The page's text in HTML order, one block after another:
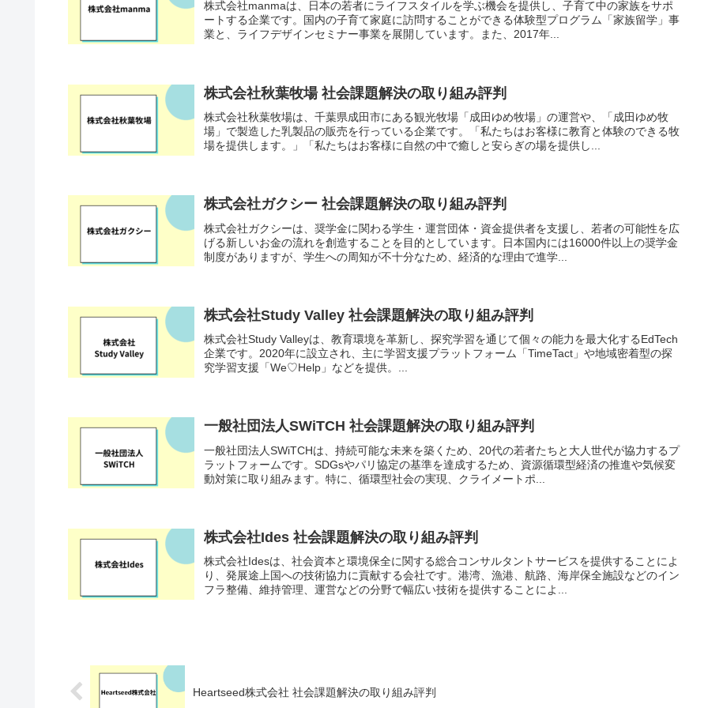
株式会社manmaは、日本の若者にライフスタイルを学ぶ機会を提供し、子育て中の家族をサポ
ートする企業です。国内の子育て家庭に訪問することができる体験型プログラム「家族留学」事
業と、ライフデザインセミナー事業を展開しています。また、2017年...
株式会社秋葉牧場 社会課題解決の取り組み評判
株式会社秋葉牧場は、千葉県成田市にある観光牧場「成田ゆめ牧場」の運営や、「成田ゆめ牧
場」で製造した乳製品の販売を行っている企業です。「私たちはお客様に教育と体験のできる牧
場を提供します。」「私たちはお客様に自然の中で癒しと安らぎの場を提供し...
株式会社ガクシー 社会課題解決の取り組み評判
株式会社ガクシーは、奨学金に関わる学生・運営団体・資金提供者を支援し、若者の可能性を広
げる新しいお金の流れを創造することを目的としています。日本国内には16000件以上の奨学金
制度がありますが、学生への周知が不十分なため、経済的な理由で進学...
株式会社Study Valley 社会課題解決の取り組み評判
株式会社Study Valleyは、教育環境を革新し、探究学習を通じて個々の能力を最大化するEdTech
企業です。2020年に設立され、主に学習支援プラットフォーム「TimeTact」や地域密着型の探
究学習支援「We♡Help」などを提供。...
一般社団法人SWiTCH 社会課題解決の取り組み評判
一般社団法人SWiTCHは、持続可能な未来を築くため、20代の若者たちと大人世代が協力するプ
ラットフォームです。SDGsやパリ協定の基準を達成するため、資源循環型経済の推進や気候変
動対策に取り組みます。特に、循環型社会の実現、クライメートポ...
株式会社Ides 社会課題解決の取り組み評判
株式会社Idesは、社会資本と環境保全に関する総合コンサルタントサービスを提供することによ
り、発展途上国への技術協力に貢献する会社です。港湾、漁港、航路、海岸保全施設などのイン
フラ整備、維持管理、運営などの分野で幅広い技術を提供することによ...
Heartseed株式会社 社会課題解決の取り組み評判